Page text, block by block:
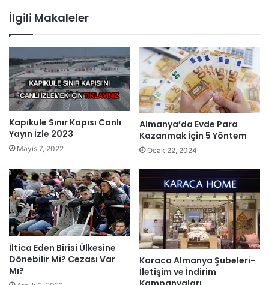
İlgili Makaleler
Kapıkule Sınır Kapısı Canlı
Yayın İzle 2023
Mayıs 7, 2022
Almanya’da Evde Para
Kazanmak İçin 5 Yöntem
Ocak 22, 2024
İltica Eden Birisi Ülkesine
Dönebilir Mi? Cezası Var
Mı?
Karaca Almanya Şubeleri-
İletişim ve İndirim